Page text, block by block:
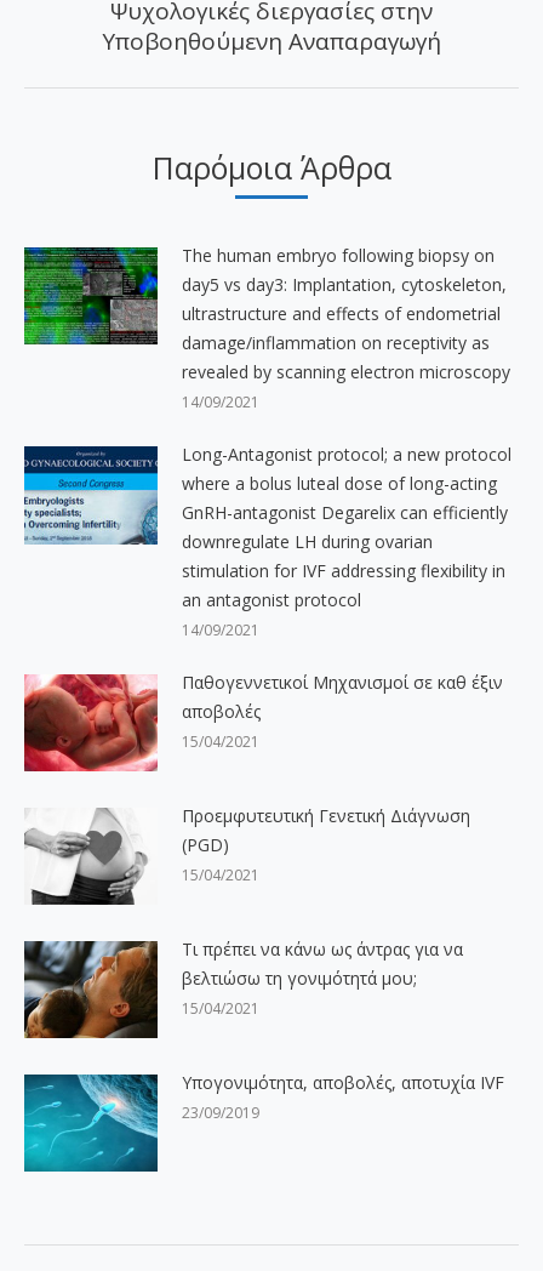
Επόμενο
άρθρο:
Ψυχολογικές διεργασίες στην
Υποβοηθούμενη Αναπαραγωγή
Παρόμοια Άρθρα
The human embryo following biopsy on
day5 vs day3: Implantation, cytoskeleton,
ultrastructure and effects of endometrial
damage/inflammation on receptivity as
revealed by scanning electron microscopy
14/09/2021
Long-Antagonist protocol; a new protocol
where a bolus luteal dose of long-acting
GnRH-antagonist Degarelix can efficiently
downregulate LH during ovarian
stimulation for IVF addressing flexibility in
an antagonist protocol
14/09/2021
Παθογεννετικοί Μηχανισμοί σε καθ έξιν
αποβολές
15/04/2021
Προεμφυτευτική Γενετική Διάγνωση
(PGD)
15/04/2021
Τι πρέπει να κάνω ως άντρας για να
βελτιώσω τη γονιμότητά μου;
15/04/2021
Υπογονιμότητα, αποβολές, αποτυχία IVF
23/09/2019